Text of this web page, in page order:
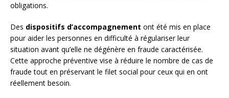
obligations.
Des dispositifs d’accompagnement ont été mis en place
pour aider les personnes en difficulté à régulariser leur
situation avant qu’elle ne dégénère en fraude caractérisée.
Cette approche préventive vise à réduire le nombre de cas de
fraude tout en préservant le filet social pour ceux qui en ont
réellement besoin.